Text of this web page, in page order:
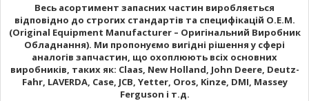
Весь асортимент запасних частин виробляється
відповідно до строгих стандартів та специфікацій O.E.M.
(Original Equipment Manufacturer – Оригінальний Виробник
Обладнання). Ми пропонуємо вигідні рішення у сфері
аналогів запчастин, що охоплюють всіх основних
виробників, таких як: Claas, New Holland, John Deere, Deutz-
Fahr, LAVERDA, Case, JCB, Yetter, Oros, Kinze, DMI, Massey
Ferguson і т.д.